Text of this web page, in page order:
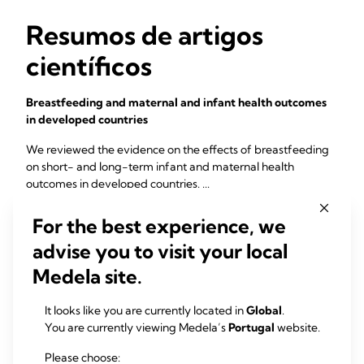
Resumos de artigos
científicos
Breastfeeding and maternal and infant health outcomes
in developed countries
We reviewed the evidence on the effects of breastfeeding
on short- and long-term infant and maternal health
outcomes in developed countries. ...
Trikalinos T, Lau J (2007)
Evid Rep Technol Assess (153):1-186
An exclusively human milk-based diet is associated with a
lower rate of necrotizing enterocolitis than a diet of
human milk and bovine milk-based products
For the best experience, we
advise you to visit your local
Medela site.
It looks like you are currently located inGlobal.
You are currently viewing Medela’sPortugal website.
Please choose: